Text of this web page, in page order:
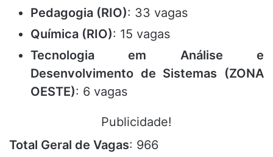
Pedagogia (RIO): 33 vagas
Química (RIO): 15 vagas
Tecnologia em Análise e
Desenvolvimento de Sistemas (ZONA
OESTE): 6 vagas
Publicidade!
Total Geral de Vagas: 966